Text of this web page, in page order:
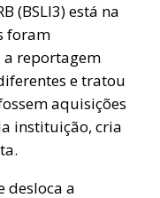
(BSLI3) está na
foram
a reportagem
e tratou
aquisições
instituição, cria
desloca a